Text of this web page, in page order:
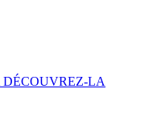
DÉCOUVREZ-LA